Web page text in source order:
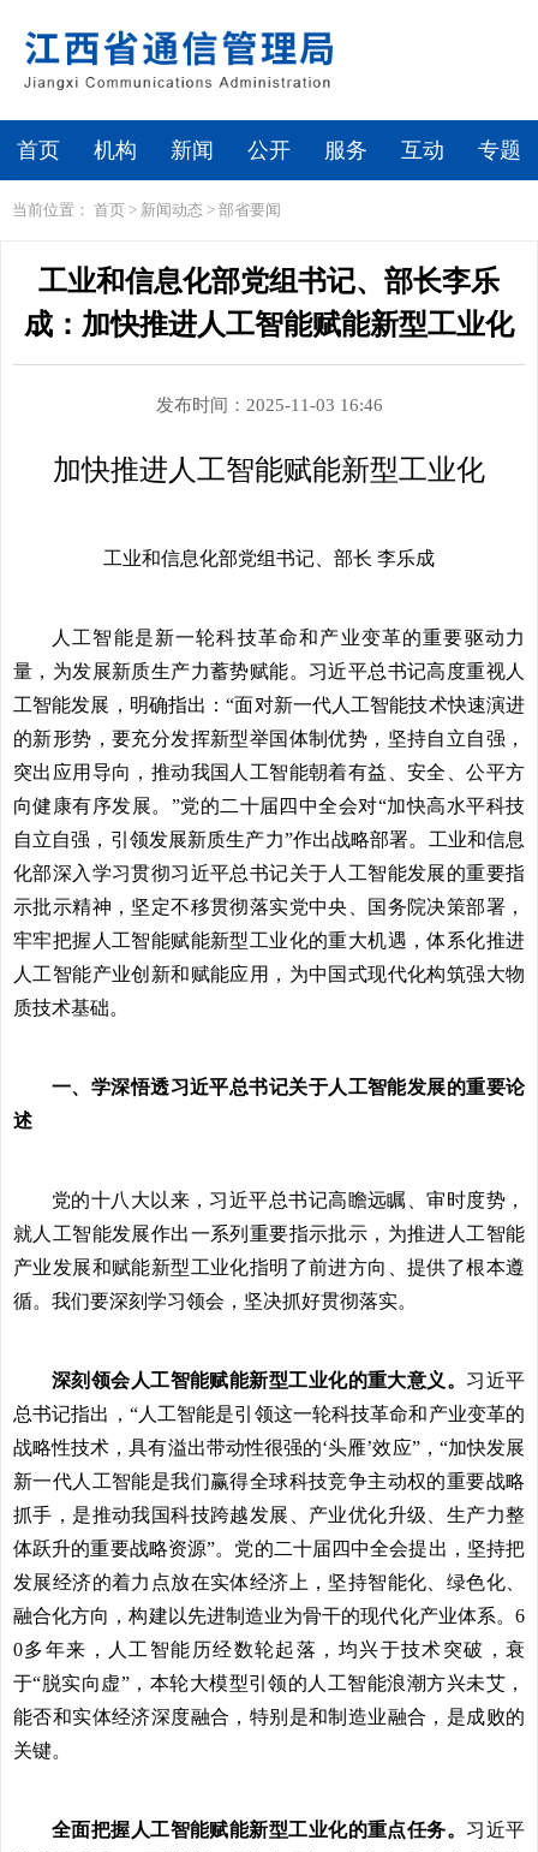
首页 机构 新闻 公开 服务 互动 专题
当前位置： 首页 > 新闻动态 > 部省要闻
工业和信息化部党组书记、部长李乐
成：加快推进人工智能赋能新型工业化
发布时间：2025-11-03 16:46
加快推进人工智能赋能新型工业化
工业和信息化部党组书记、部长 李乐成
人工智能是新一轮科技革命和产业变革的重要驱动力
量，为发展新质生产力蓄势赋能。习近平总书记高度重视人
工智能发展，明确指出：“面对新一代人工智能技术快速演进
的新形势，要充分发挥新型举国体制优势，坚持自立自强，
突出应用导向，推动我国人工智能朝着有益、安全、公平方
向健康有序发展。”党的二十届四中全会对“加快高水平科技
自立自强，引领发展新质生产力”作出战略部署。工业和信息
化部深入学习贯彻习近平总书记关于人工智能发展的重要指
示批示精神，坚定不移贯彻落实党中央、国务院决策部署，
牢牢把握人工智能赋能新型工业化的重大机遇，体系化推进
人工智能产业创新和赋能应用，为中国式现代化构筑强大物
质技术基础。
一、学深悟透习近平总书记关于人工智能发展的重要论
述
党的十八大以来，习近平总书记高瞻远瞩、审时度势，
就人工智能发展作出一系列重要指示批示，为推进人工智能
产业发展和赋能新型工业化指明了前进方向、提供了根本遵
循。我们要深刻学习领会，坚决抓好贯彻落实。
深刻领会人工智能赋能新型工业化的重大意义。 习近平
总书记指出，“人工智能是引领这一轮科技革命和产业变革的
战略性技术，具有溢出带动性很强的‘头雁’效应”，“加快发展
新一代人工智能是我们赢得全球科技竞争主动权的重要战略
抓手，是推动我国科技跨越发展、产业优化升级、生产力整
体跃升的重要战略资源”。党的二十届四中全会提出，坚持把
发展经济的着力点放在实体经济上，坚持智能化、绿色化、
融合化方向，构建以先进制造业为骨干的现代化产业体系。6
0多年来，人工智能历经数轮起落，均兴于技术突破，衰
于“脱实向虚”，本轮大模型引领的人工智能浪潮方兴未艾，
能否和实体经济深度融合，特别是和制造业融合，是成败的
关键。
全面把握人工智能赋能新型工业化的重点任务。 习近平